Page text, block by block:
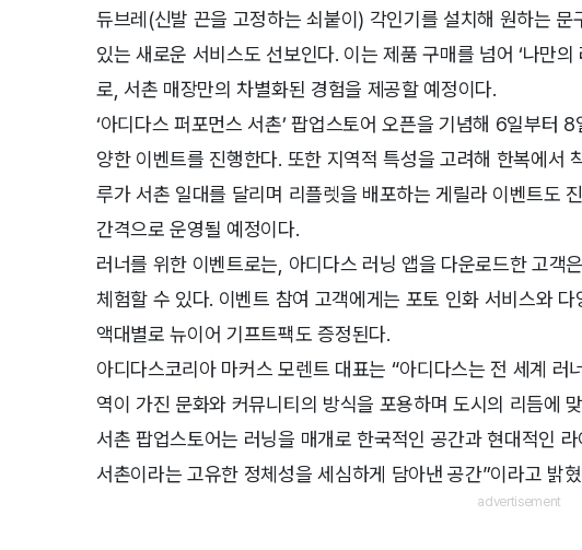
듀브레(신발 끈을 고정하는 쇠붙이) 각인기를 설치해 원하는 문
있는 새로운 서비스도 선보인다. 이는 제품 구매를 넘어 ‘나만
로, 서촌 매장만의 차별화된 경험을 제공할 예정이다.
‘아디다스 퍼포먼스 서촌’ 팝업스토어 오픈을 기념해 6일부터
양한 이벤트를 진행한다. 또한 지역적 특성을 고려해 한복에서
루가 서촌 일대를 달리며 리플렛을 배포하는 게릴라 이벤트도
간격으로 운영될 예정이다.
러너를 위한 이벤트로는, 아디다스 러닝 앱을 다운로드한 고객
체험할 수 있다. 이벤트 참여 고객에게는 포토 인화 서비스와
액대별로 뉴이어 기프트팩도 증정된다.
아디다스코리아 마커스 모렌트 대표는 “아디다스는 전 세계 러
역이 가진 문화와 커뮤니티의 방식을 포용하며 도시의 리듬에
서촌 팝업스토어는 러닝을 매개로 한국적인 공간과 현대적인
서촌이라는 고유한 정체성을 세심하게 담아낸 공간”이라고 밝